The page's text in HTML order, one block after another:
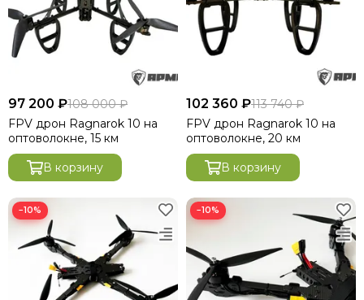
97 200 ₽108 000 ₽
FРV дpон Ragnarok 10 на
оптоволокне, 15 км
В корзину
102 360 ₽113 740 ₽
FРV дpон Ragnarok 10 на
оптоволокне, 20 км
В корзину
−10% −10%